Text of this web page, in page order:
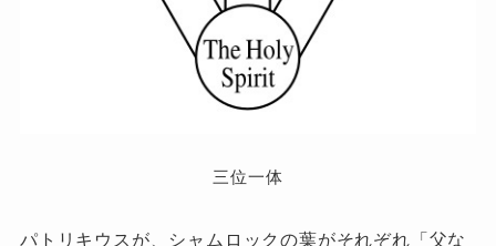
三位一体
パトリキウスが、シャムロックの葉がそれぞれ「父な